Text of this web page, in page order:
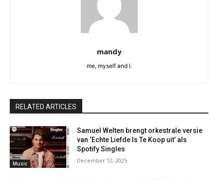
mandy
me, myself and I.
RELATED ARTICLES
Music
Samuel Welten brengt orkestrale versie
van ‘Echte Liefde Is Te Koop uit’ als
Spotify Singles
December 12, 2025